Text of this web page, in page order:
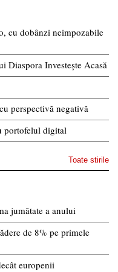
cu dobânzi neimpozabile
Diaspora Investește Acasă
perspectivă negativă
portofelul digital
Toate stirile
jumătate a anului
de 8% pe primele
europenii